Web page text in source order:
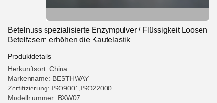
Betelnuss spezialisierte Enzympulver / Flüssigkeit Loosen
Betelfasern erhöhen die Kautelastik
Produktdetails
Herkunftsort: China
Markenname: BESTHWAY
Zertifizierung: ISO9001,ISO22000
Modellnummer: BXW07